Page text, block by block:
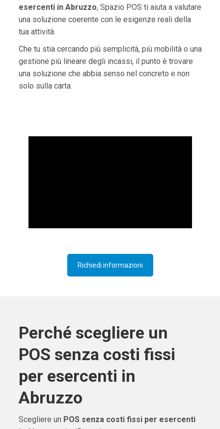
esercenti in Abruzzo, Spazio POS ti aiuta a valutare
una soluzione coerente con le esigenze reali della
tua attività.
Che tu stia cercando più semplicità, più mobilità o una
gestione più lineare degli incassi, il punto è trovare
una soluzione che abbia senso nel concreto e non
solo sulla carta.
Richiedi informazioni
Perché scegliere un
POS senza costi fissi
per esercenti in
Abruzzo
Scegliere un POS senza costi fissi per esercenti